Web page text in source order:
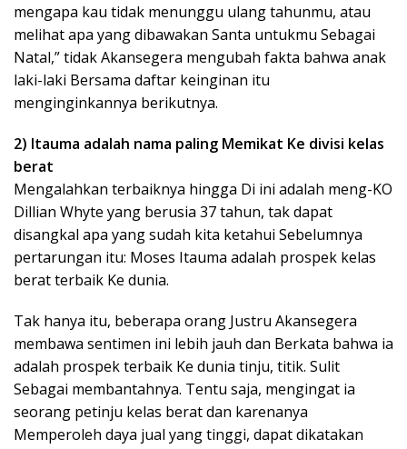
mengapa kau tidak menunggu ulang tahunmu, atau
melihat apa yang dibawakan Santa untukmu Sebagai
Natal,” tidak Akansegera mengubah fakta bahwa anak
laki-laki Bersama daftar keinginan itu
menginginkannya berikutnya.
2) Itauma adalah nama paling Memikat Ke divisi kelas
berat
Mengalahkan terbaiknya hingga Di ini adalah meng-KO
Dillian Whyte yang berusia 37 tahun, tak dapat
disangkal apa yang sudah kita ketahui Sebelumnya
pertarungan itu: Moses Itauma adalah prospek kelas
berat terbaik Ke dunia.
Tak hanya itu, beberapa orang Justru Akansegera
membawa sentimen ini lebih jauh dan Berkata bahwa ia
adalah prospek terbaik Ke dunia tinju, titik. Sulit
Sebagai membantahnya. Tentu saja, mengingat ia
seorang petinju kelas berat dan karenanya
Memperoleh daya jual yang tinggi, dapat dikatakan